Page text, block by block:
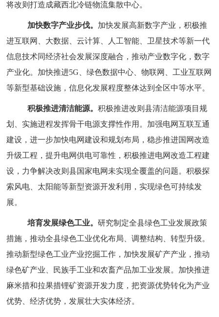
将改则打造成藏西北冷链物流集散中心。
加快数字产业步伐。 加快发展高新数字产业，积极推
进互联网、大数据、云计算、人工智能、卫星技术等新一代
信息技术同经济社会发展深度融合，推动产业数字化，数字
产业化。加快推进5G、绿色数据中心、物联网、工业互联网
等新型基础设施，信息化发展程度整体达到全区中等水平。
积极推进清洁能源。积极推进改则县清洁能源项目规
划、实施进程发挥骨干电源支撑性作用。加强电网互联互通
建设，进一步加快电网建设和规划布局，稳步推进国网改造
升级工程，提升电网供电可靠性，积极推进电网改造工程建
设，力争解决改则县国家电网未实现全覆盖的问题。积极探
索风电、太阳能等新型资源开发利用，实现绿色可持续发
展。
培育发展绿色工业。研究制定全县绿色工业发展政策
措施，推动全县绿色工业优化布局、调整结构、转型升级。
推动新型绿色工业产业挖掘工作，加快发展矿产产业，推动
绿色矿产业、民族手工业和农畜产品加工业发展。加快推进
麻米措和拉果措锂矿资源开发力度，把资源优势转化为产业
优势、经济优势，发展壮大实体经济。